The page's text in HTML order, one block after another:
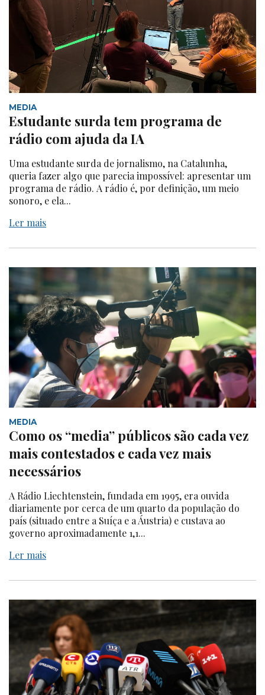
MEDIA
Estudante surda tem programa de
rádio com ajuda da IA
Uma estudante surda de jornalismo, na Catalunha,
queria fazer algo que parecia impossível: apresentar um
programa de rádio. A rádio é, por definição, um meio
sonoro, e ela...
Ler mais
MEDIA
Como os “media” públicos são cada vez
mais contestados e cada vez mais
necessários
A Rádio Liechtenstein, fundada em 1995, era ouvida
diariamente por cerca de um quarto da população do
país (situado entre a Suíça e a Áustria) e custava ao
governo aproximadamente 1,1...
Ler mais